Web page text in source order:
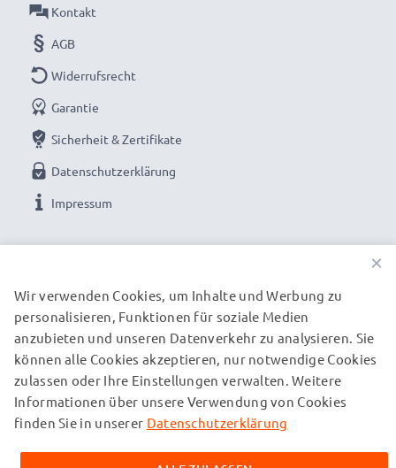
Kontakt
AGB
Widerrufsrecht
Garantie
Sicherheit & Zertifikate
Datenschutzerklärung
Impressum
UNSERE VERSANDPARTNER
© subtel.de 2026
Alle Preise verstehen sich inklusive Mehrwertsteuer und
zuzüglich Versandkosten. Bitte beachten Sie, dass alle
Inhaber sind und ausschließlich zur Information über unsere
×
Wir verwenden Cookies, um Inhalte und Werbung zu
personalisieren, Funktionen für soziale Medien
anzubieten und unseren Datenverkehr zu analysieren. Sie
können alle Cookies akzeptieren, nur notwendige Cookies
zulassen oder Ihre Einstellungen verwalten. Weitere
Informationen über unsere Verwendung von Cookies
finden Sie in unserer Datenschutzerklärung